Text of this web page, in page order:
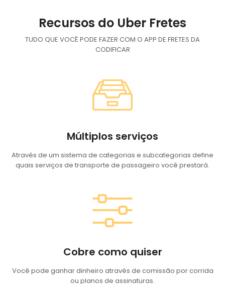
Recursos do Uber Fretes
TUDO QUE VOCÊ PODE FAZER COM O APP DE FRETES DA
CODIFICAR
Múltiplos serviços
Através de um sistema de categorias e subcategorias define
quais serviços de transporte de passageiro você prestará.
Cobre como quiser
Você pode ganhar dinheiro através de comissão por corrida
ou planos de assinaturas.